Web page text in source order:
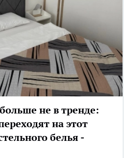
не в тренде:
на этот
белья -